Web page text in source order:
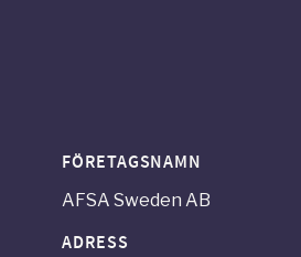
FÖRETAGSNAMN
AFSA Sweden AB
ADRESS